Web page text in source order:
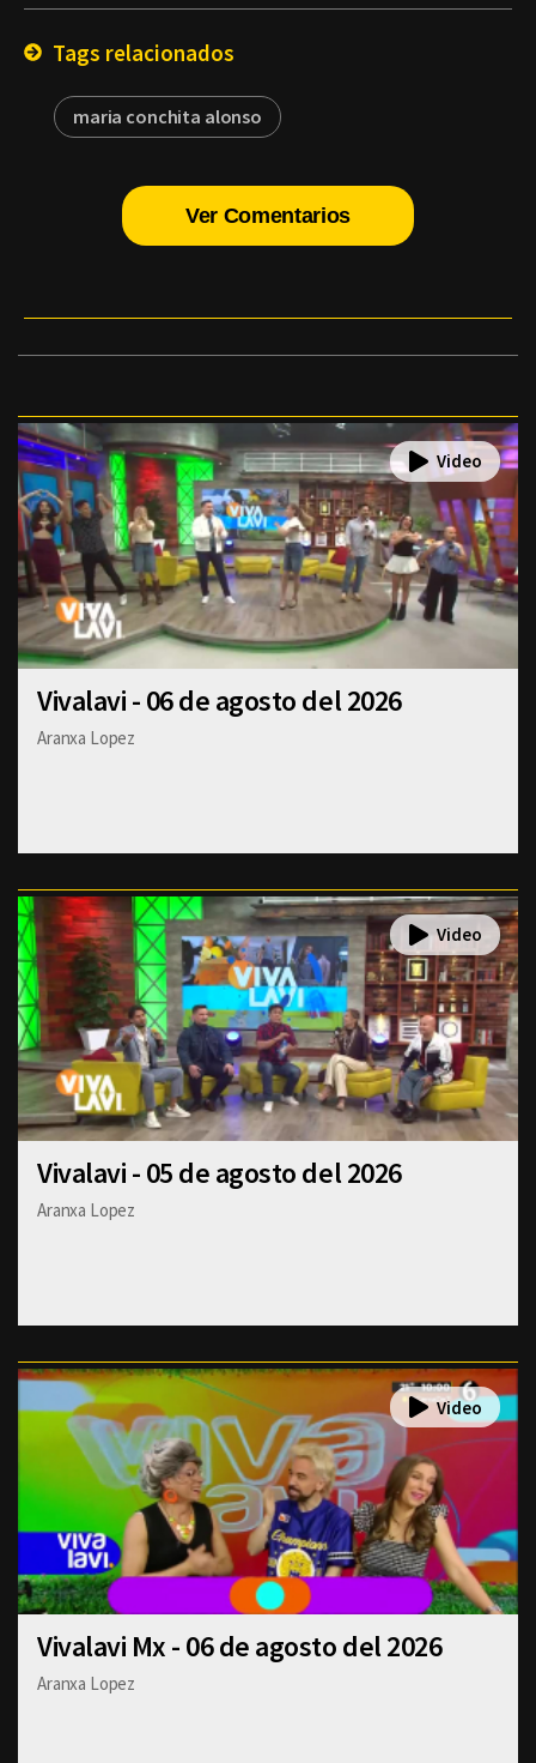
Tags relacionados
maria conchita alonso
Ver Comentarios
Vivalavi - 06 de agosto del 2026
Aranxa Lopez
Vivalavi - 05 de agosto del 2026
Aranxa Lopez
Vivalavi Mx - 06 de agosto del 2026
Aranxa Lopez